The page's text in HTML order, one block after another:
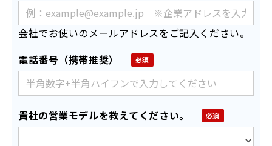
会社でお使いのメールアドレスをご記入ください。
電話番号（携帯推奨）
貴社の営業モデルを教えてください。